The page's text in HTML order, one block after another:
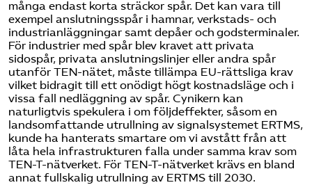
många endast korta sträckor spår. Det kan vara till
exempel anslutningsspår i hamnar, verkstads- och
industrianläggningar samt depåer och godsterminaler.
För industrier med spår blev kravet att privata
sidospår, privata anslutningslinjer eller andra spår
utanför TEN-nätet, måste tillämpa EU-rättsliga krav
vilket bidragit till ett onödigt högt kostnadsläge och i
vissa fall nedläggning av spår. Cynikern kan
naturligtvis spekulera i om följdeffekter, såsom en
landsomfattande utrullning av signalsystemet ERTMS,
kunde ha hanterats smartare om vi avstått från att
låta hela infrastrukturen falla under samma krav som
TEN-T-nätverket. För TEN-T-nätverket krävs en bland
annat fullskalig utrullning av ERTMS till 2030.